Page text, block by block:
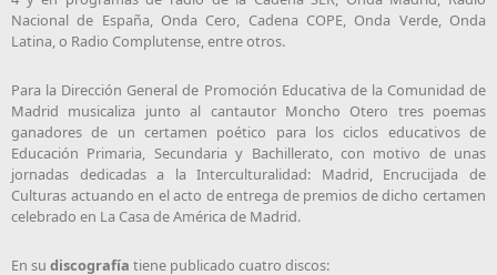
Nacional de España, Onda Cero, Cadena COPE, Onda Verde, Onda
Latina, o Radio Complutense, entre otros.
Para la Dirección General de Promoción Educativa de la Comunidad de
Madrid musicaliza junto al cantautor Moncho Otero tres poemas
ganadores de un certamen poético para los ciclos educativos de
Educación Primaria, Secundaria y Bachillerato, con motivo de unas
jornadas dedicadas a la Interculturalidad: Madrid, Encrucijada de
Culturas actuando en el acto de entrega de premios de dicho certamen
celebrado en La Casa de América de Madrid.
En su discografía tiene publicado cuatro discos: